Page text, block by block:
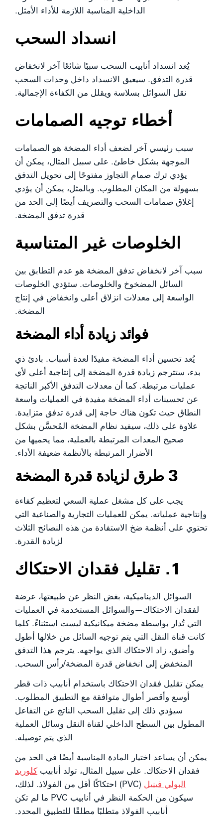
الداخلية المناسبة اللازمة للأداء الأمثل.
انسداد السحب
يُعد انسداد أنابيب السحب سببًا شائعًا آخر لانخفاض
قدرة التدفق. سيعيق الانسداد داخل وحدات السحب
نقل السوائل بسلاسة ويقلل من الكفاءة الإجمالية.
أخطاء توجيه الصمامات
سبب رئيسي آخر لضعف أداء المضخة هو الصمامات
الموجهة بشكل خاطئ. على سبيل المثال، يمكن أن
يؤدي ترك صمام التجاوز مفتوحًا إلى تحويل التدفق
بسهولة من المكان المطلوب. وبالمثل، يمكن أن يؤدي
إغلاق صمامات السحب والتصريف أيضًا إلى الحد من
قدرة تدفق المضخة.
الخلوصات غير المتناسبة
سبب آخر لانخفاض تدفق المضخة هو عدم التطابق بين
السائل المضخوخ والخلوصات. ستؤدي الخلوصات
الواسعة إلى معدلات انزلاق أعلى وانخفاض في إنتاج
المضخة.
فوائد زيادة أداء المضخة
يُعد تحسين أداء المضخة مفيدًا لعدة أسباب. بادئ ذي
بدء، ستترجم زيادة قدرة المضخة إلى إنتاجية أعلى لأي
عمليات مرتبطة. كما أن معدلات التدفق الأكبر الناتجة
عن تحسينات أداء المضخة مفيدة في العمليات واسعة
النطاق حيث تكون هناك حاجة إلى قدرة تدفق متزايدة.
علاوة على ذلك، سيفيد نظام المضخة المُحسَّن بشكل
صحيح المعدات المرتبطة بالعملية، مما يحميها من
الأضرار المرتبطة بالأنظمة ضعيفة الأداء.
3 طرق لزيادة قدرة المضخة
يجب على كل مشغل عملية السعي لتعظيم كفاءة
وإنتاجية عملياته. يمكن للعمليات التجارية والصناعية التي
تحتوي على أنظمة ضخ الاستفادة من هذه النصائح الثلاث
لزيادة القدرة.
1. تقليل فقدان الاحتكاك
السوائل الديناميكية، بغض النظر عن طبيعتها، عرضة
لفقدان الاحتكاك—والسوائل المستخدمة في العمليات
التي تُدار بواسطة مضخة ميكانيكية ليست استثناءً. كلما
كانت قناة النقل التي يتم توجيه السائل من خلالها أطول
وأضيق، زاد الاحتكاك الذي يواجهه. يترجم هذا التدفق
المنخفض إلى انخفاض قدرة المضخة/رأس السحب.
يمكن تقليل فقدان الاحتكاك باستخدام أنابيب ذات قطر
أوسع وأقصر أطوال متوافقة مع التطبيق المطلوب.
سيؤدي ذلك إلى تقليل السحب الناتج عن التفاعل
المطول بين السطح الداخلي لقناة النقل وسائل العملية
الذي يتم توصيله.
يمكن أن يساعد اختيار المادة المناسبة أيضًا في الحد من
فقدان الاحتكاك. على سبيل المثال، تولد أنابيب كلوريد
البولي فينيل
(PVC) احتكاكًا أقل من الفولاذ. لذلك،
سيكون من الحكمة النظر في أنابيب PVC ما لم تكن
أنابيب الفولاذ متطلبًا مطلقًا للتطبيق المحدد.